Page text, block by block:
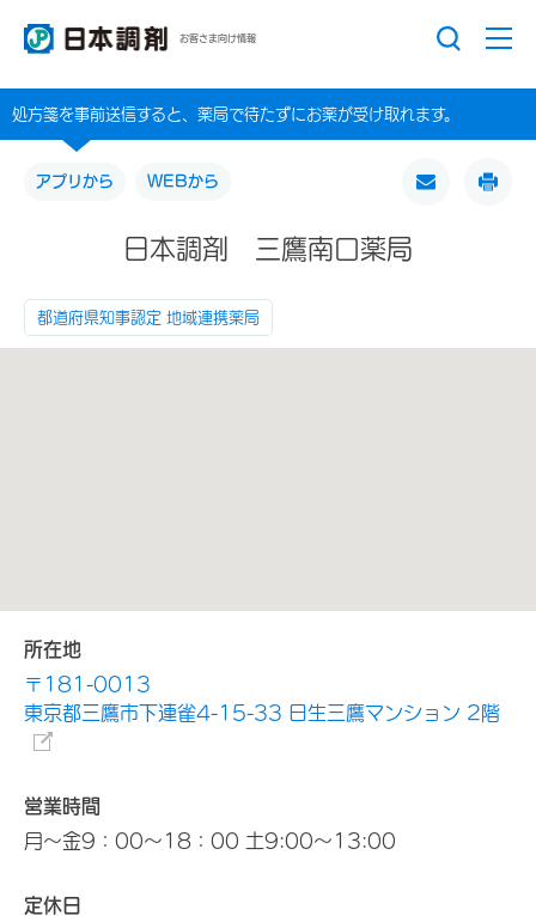
お客さま向け情報
処方箋を事前送信すると、薬局で待たずにお薬が受け取れます。
アプリから WEBから
日本調剤 三鷹南口薬局
都道府県知事認定 地域連携薬局
所在地
〒181-0013
東京都三鷹市下連雀4-15-33 日生三鷹マンション 2階
営業時間
月～金9：00～18：00 土9:00～13:00
定休日